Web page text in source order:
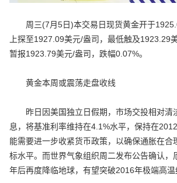
周三(7月5日)本交易日现货黄金开于
上探至1927.09美元/盎司，最低触及1923.29
暂报1923.79美元/盎司，跌幅0.07%。
黄金本周或震荡走盘收线
昨日因美国独立日假期，市场交投相对清
息，将基准利率维持在4.1%水平，保持在
能需要进一步收紧货币政策，以确保通胀在合
标水平。而世界气象组织周二发布公告确认，
年后再度降临地球，有望突破2016年极端高温